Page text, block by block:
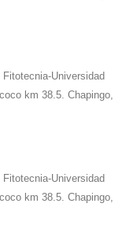
Universidad
km 38.5. Chapingo,
Universidad
km 38.5. Chapingo,